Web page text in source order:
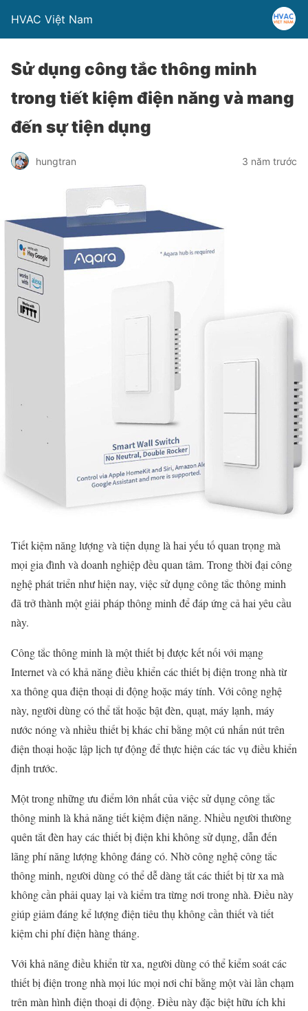
HVAC Việt Nam
Sử dụng công tắc thông minh
trong tiết kiệm điện năng và mang
đến sự tiện dụng
hungtran 3 năm trước
Tiết kiệm năng lượng và tiện dụng là hai yếu tố quan trọng mà
mọi gia đình và doanh nghiệp đều quan tâm. Trong thời đại công
nghệ phát triển như hiện nay, việc sử dụng công tắc thông minh
đã trở thành một giải pháp thông minh để đáp ứng cả hai yêu cầu
này.
Công tắc thông minh là một thiết bị được kết nối với mạng
Internet và có khả năng điều khiển các thiết bị điện trong nhà từ
xa thông qua điện thoại di động hoặc máy tính. Với công nghệ
này, người dùng có thể tắt hoặc bật đèn, quạt, máy lạnh, máy
nước nóng và nhiều thiết bị khác chỉ bằng một cú nhấn nút trên
điện thoại hoặc lập lịch tự động để thực hiện các tác vụ điều khiển
định trước.
Một trong những ưu điểm lớn nhất của việc sử dụng công tắc
thông minh là khả năng tiết kiệm điện năng. Nhiều người thường
quên tắt đèn hay các thiết bị điện khi không sử dụng, dẫn đến
lãng phí năng lượng không đáng có. Nhờ công nghệ công tắc
thông minh, người dùng có thể dễ dàng tắt các thiết bị từ xa mà
không cần phải quay lại và kiểm tra từng nơi trong nhà. Điều này
giúp giảm đáng kể lượng điện tiêu thụ không cần thiết và tiết
kiệm chi phí điện hàng tháng.
Với khả năng điều khiển từ xa, người dùng có thể kiểm soát các
thiết bị điện trong nhà mọi lúc mọi nơi chỉ bằng một vài lần chạm
trên màn hình điện thoại di động. Điều này đặc biệt hữu ích khi